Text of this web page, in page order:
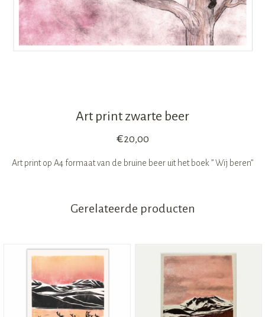
Art print zwarte beer
€20,00
Art print op A4 formaat van de bruine beer uit het boek ” Wij beren”
Gerelateerde producten